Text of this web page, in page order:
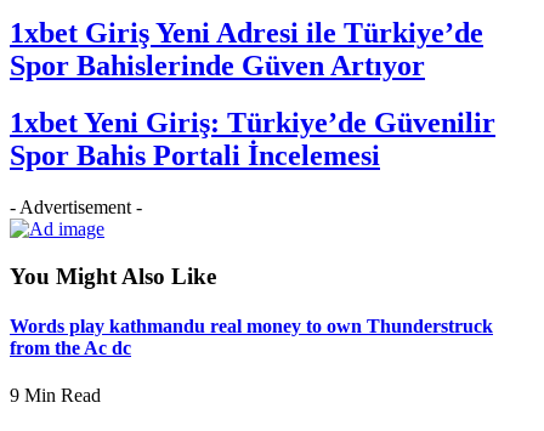
1xbet Giriş Yeni Adresi ile Türkiye’de
Spor Bahislerinde Güven Artıyor
1xbet Yeni Giriş: Türkiye’de Güvenilir
Spor Bahis Portali İncelemesi
- Advertisement -
You Might Also Like
Words play kathmandu real money to own Thunderstruck
from the Ac dc
9 Min Read